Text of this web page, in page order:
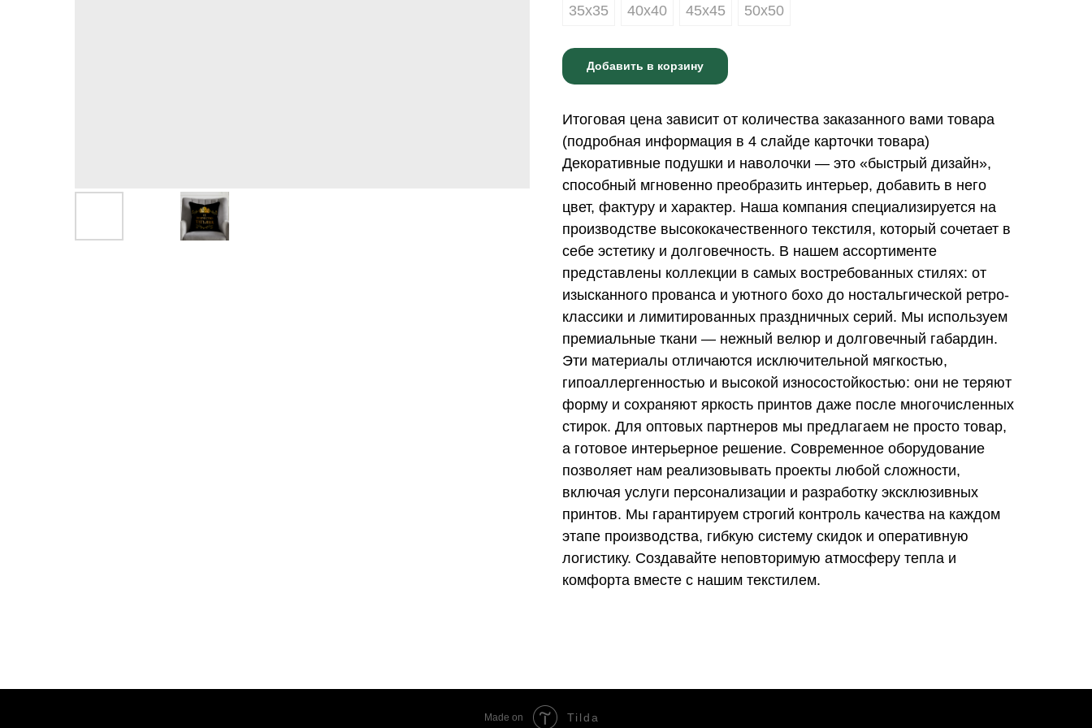
35х35 40х40 45х45 50х50
Добавить в корзину
Итоговая цена зависит от количества заказанного вами товара
(подробная информация в 4 слайде карточки товара)
Декоративные подушки и наволочки — это «быстрый дизайн»,
способный мгновенно преобразить интерьер, добавить в него
цвет, фактуру и характер. Наша компания специализируется на
производстве высококачественного текстиля, который сочетает в
себе эстетику и долговечность. В нашем ассортименте
представлены коллекции в самых востребованных стилях: от
изысканного прованса и уютного бохо до ностальгической ретро-
классики и лимитированных праздничных серий. Мы используем
премиальные ткани — нежный велюр и долговечный габардин.
Эти материалы отличаются исключительной мягкостью,
гипоаллергенностью и высокой износостойкостью: они не теряют
форму и сохраняют яркость принтов даже после многочисленных
стирок. Для оптовых партнеров мы предлагаем не просто товар,
а готовое интерьерное решение. Современное оборудование
позволяет нам реализовывать проекты любой сложности,
включая услуги персонализации и разработку эксклюзивных
принтов. Мы гарантируем строгий контроль качества на каждом
этапе производства, гибкую систему скидок и оперативную
логистику. Создавайте неповторимую атмосферу тепла и
комфорта вместе с нашим текстилем.
Made on Tilda